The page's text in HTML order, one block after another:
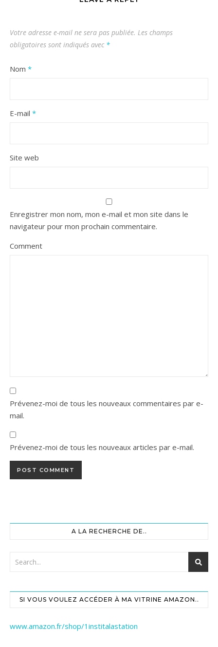
Votre adresse e-mail ne sera pas publiée. Les champs
obligatoires sont indiqués avec *
Nom *
E-mail *
Site web
Enregistrer mon nom, mon e-mail et mon site dans le
navigateur pour mon prochain commentaire.
Comment
Prévenez-moi de tous les nouveaux commentaires par e-
mail.
Prévenez-moi de tous les nouveaux articles par e-mail.
A LA RECHERCHE DE..
SI VOUS VOULEZ ACCÉDER À MA VITRINE AMAZON..
www.amazon.fr/shop/1institalastation